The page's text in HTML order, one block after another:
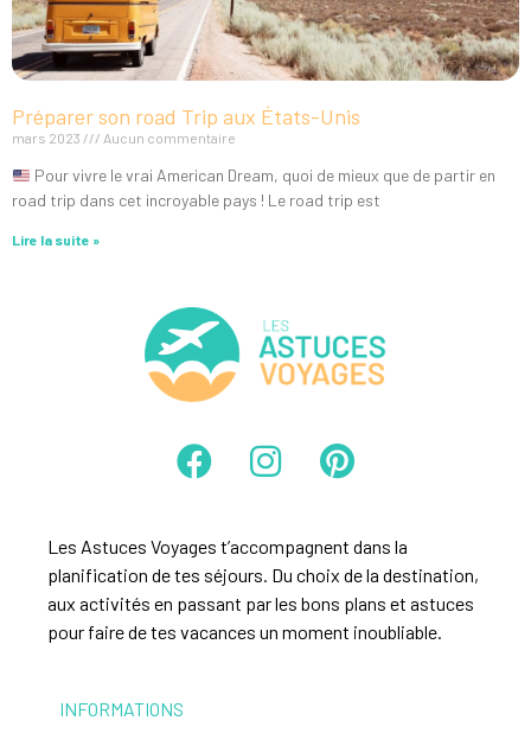
Préparer son road Trip aux États-Unis
mars 2023 Aucun commentaire
Pour vivre le vrai American Dream, quoi de mieux que de partir en
road trip dans cet incroyable pays ! Le road trip est
Lire la suite »
Les Astuces Voyages t’accompagnent dans la
planification de tes séjours. Du choix de la destination,
aux activités en passant par les bons plans et astuces
pour faire de tes vacances un moment inoubliable.
INFORMATIONS